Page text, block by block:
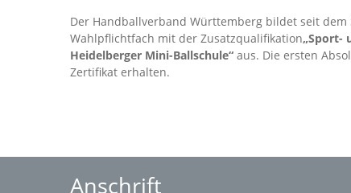
Der Handballverband Württemberg bildet seit
Wahlpflichtfach mit der Zusatzqualifikation„Sport-
Heidelberger Mini-Ballschule“ aus. Die ersten
Zertifikat erhalten.
Anschrift